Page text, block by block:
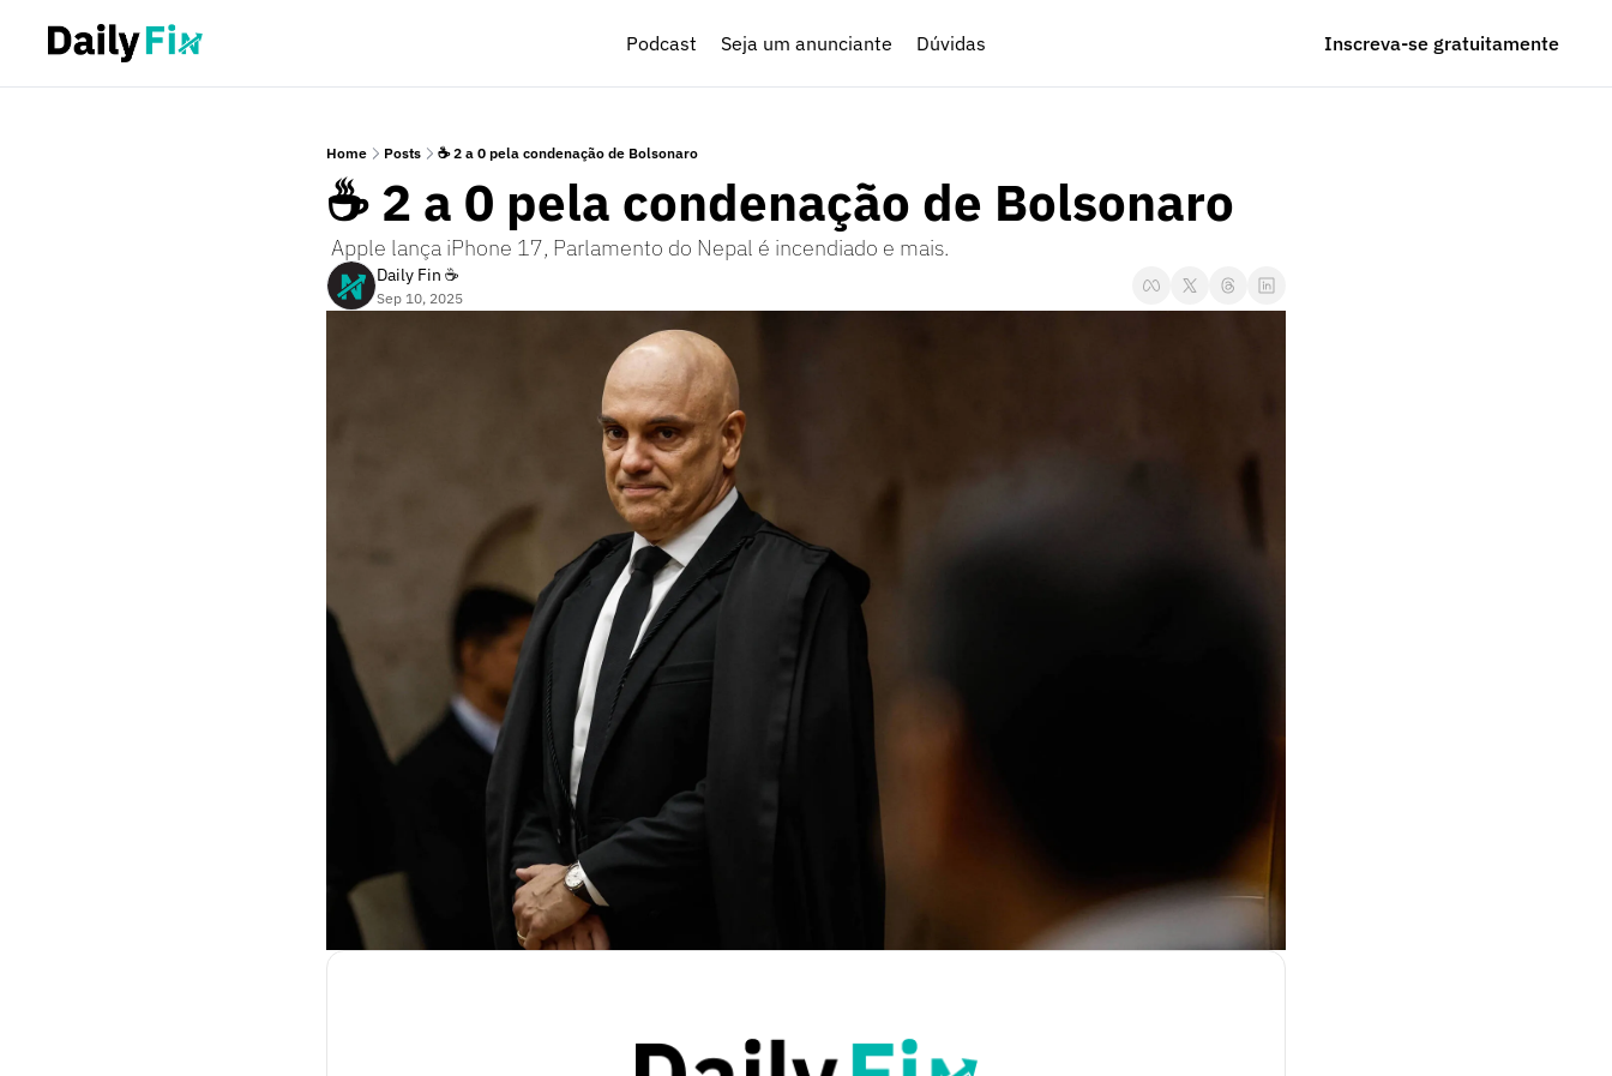
Podcast Seja um anunciante Dúvidas Inscreva-se gratuitamente
Home Posts ☕ 2 a 0 pela condenação de Bolsonaro
☕ 2 a 0 pela condenação de Bolsonaro
Apple lança iPhone 17, Parlamento do Nepal é incendiado e mais.
Daily Fin ☕
Sep 10, 2025